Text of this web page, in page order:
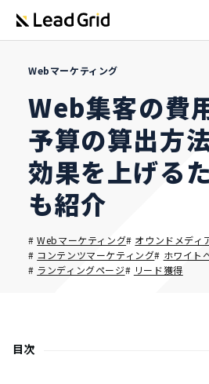
Webマーケティング
Web集客の費
予算の算出方
効果を上げる
も紹介
#Webマーケティング# オウンドメディ
# コンテンツマーケティング# ホワイト
# ランディングページ# リード獲得
目次